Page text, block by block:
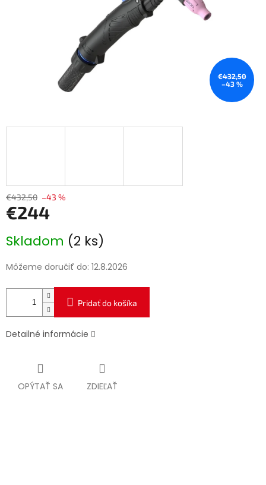
€432,50
–43 %
€432,50 –43 %
€244
cena:
Skladom (2 ks)
Môžeme doručiť do: 12.8.2026
Pridať do košíka
Detailné informácie
OPÝTAŤ SA ZDIEĽAŤ